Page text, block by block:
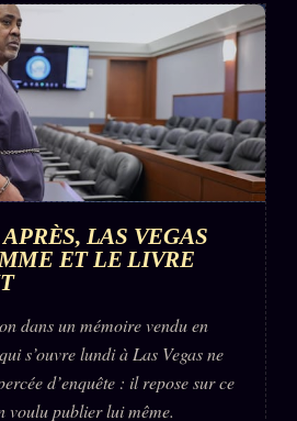
LAS VEGAS
ET LE LIVRE
dans un mémoire vendu en
s’ouvre lundi à Las Vegas ne
d’enquête : il repose sur ce
voulu publier lui même.